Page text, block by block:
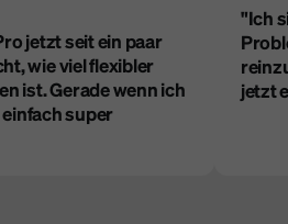
Pro entdecken
jetzt seit ein paar
wie viel flexibler
ist. Gerade wenn ich
super
"Ich
jetzt